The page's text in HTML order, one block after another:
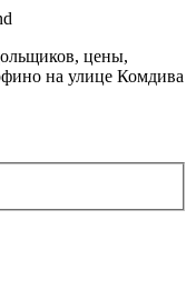
цены,
на улице Комдива